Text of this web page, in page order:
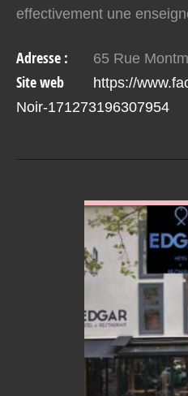
effectivement une
Adresse : 65 Rue
Site web
https://
Noir-171273196307954